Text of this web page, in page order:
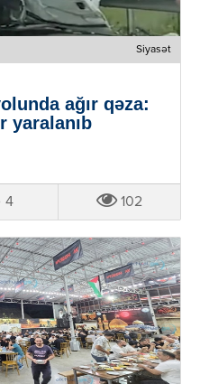
Siyasət
ağır qəza:
yaralanıb
4 102